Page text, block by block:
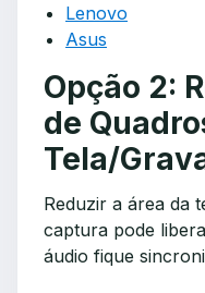
Lenovo
Asus
Opção 2:
de
Tela/
Reduzir a área da
captura pode
áudio fique